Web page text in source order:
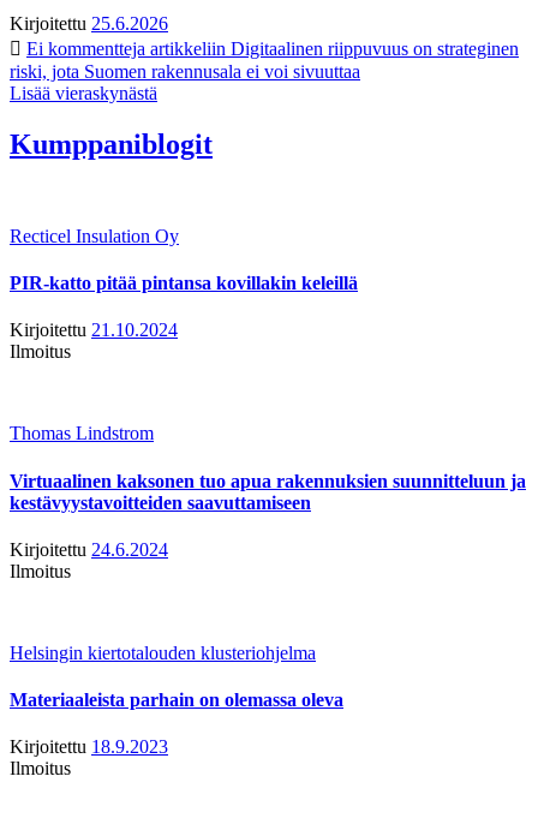
Kirjoitettu 25.6.2026
Ei kommentteja artikkeliin Digitaalinen riippuvuus on strateginen
riski, jota Suomen rakennusala ei voi sivuuttaa
Lisää vieraskynästä
Kumppaniblogit
Recticel Insulation Oy
PIR-katto pitää pintansa kovillakin keleillä
Kirjoitettu 21.10.2024
Ilmoitus
Thomas Lindstrom
Virtuaalinen kaksonen tuo apua rakennuksien suunnitteluun ja
kestävyystavoitteiden saavuttamiseen
Kirjoitettu 24.6.2024
Ilmoitus
Helsingin kiertotalouden klusteriohjelma
Materiaaleista parhain on olemassa oleva
Kirjoitettu 18.9.2023
Ilmoitus